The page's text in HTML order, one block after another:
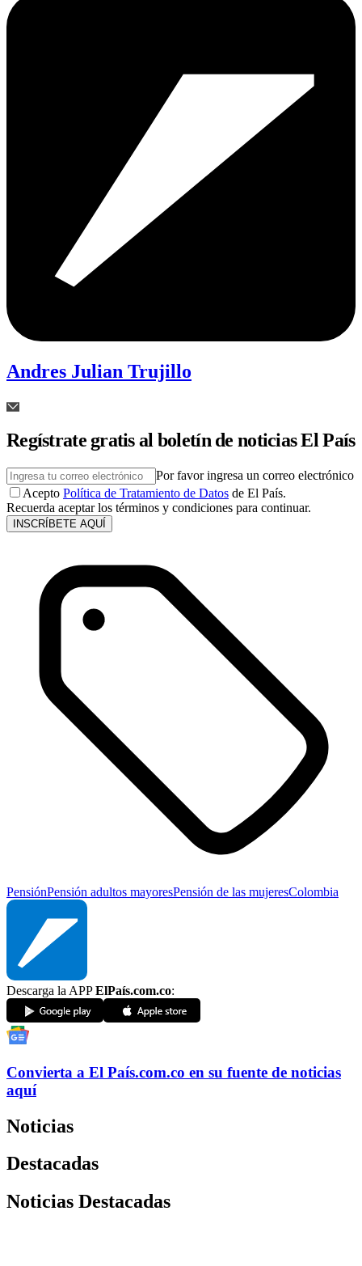
Andres Julian Trujillo
Regístrate gratis al boletín de noticias El País
Por favor ingresa un correo electrónico
Acepto Política de Tratamiento de Datos de El País.
Recuerda aceptar los términos y condiciones para continuar.
INSCRÍBETE AQUÍ
PensiónPensión adultos mayoresPensión de las mujeresColombia
Descarga la APPElPaís.com.co:
Convierta a El País.com.co en su fuente de noticias
aquí
Noticias
Destacadas
Noticias Destacadas